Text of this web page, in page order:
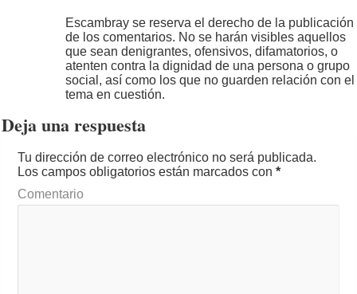
Escambray se reserva el derecho de la publicación
de los comentarios. No se harán visibles aquellos
que sean denigrantes, ofensivos, difamatorios, o
atenten contra la dignidad de una persona o grupo
social, así como los que no guarden relación con el
tema en cuestión.
Deja una respuesta
Tu dirección de correo electrónico no será publicada.
Los campos obligatorios están marcados con*
Comentario